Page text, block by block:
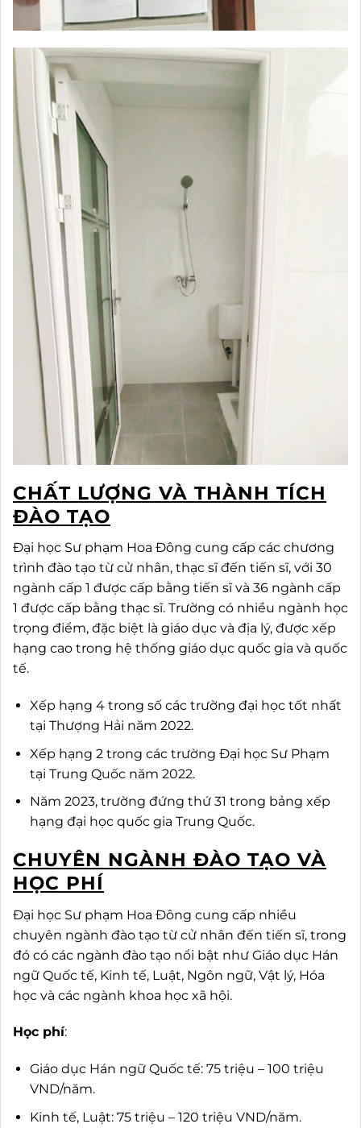
CHẤT LƯỢNG VÀ THÀNH TÍCH
ĐÀO TẠO
Đại học Sư phạm Hoa Đông cung cấp các chương
trình đào tạo từ cử nhân, thạc sĩ đến tiến sĩ, với 30
ngành cấp 1 được cấp bằng tiến sĩ và 36 ngành cấp
1 được cấp bằng thạc sĩ. Trường có nhiều ngành học
trọng điểm, đặc biệt là giáo dục và địa lý, được xếp
hạng cao trong hệ thống giáo dục quốc gia và quốc
tế.
Xếp hạng 4 trong số các trường đại học tốt nhất
tại Thượng Hải năm 2022.
Xếp hạng 2 trong các trường Đại học Sư Phạm
tại Trung Quốc năm 2022.
Năm 2023, trường đứng thứ 31 trong bảng xếp
hạng đại học quốc gia Trung Quốc.
CHUYÊN NGÀNH ĐÀO TẠO VÀ
HỌC PHÍ
Đại học Sư phạm Hoa Đông cung cấp nhiều
chuyên ngành đào tạo từ cử nhân đến tiến sĩ, trong
đó có các ngành đào tạo nổi bật như Giáo dục Hán
ngữ Quốc tế, Kinh tế, Luật, Ngôn ngữ, Vật lý, Hóa
học và các ngành khoa học xã hội.
Học phí:
Giáo dục Hán ngữ Quốc tế: 75 triệu – 100 triệu
VND/năm.
Kinh tế, Luật: 75 triệu – 120 triệu VND/năm.